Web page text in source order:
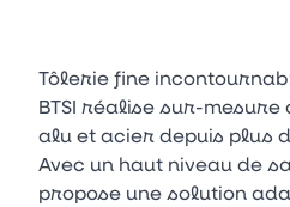
Tôlerie fine
BTSI réalise sur-mesure
alu et acier depuis plus
Avec un haut niveau de
propose une solution